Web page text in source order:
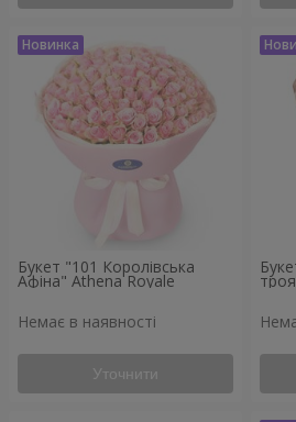
Букет "101 Королівська
Афіна" Athena Royale
Немає в наявності
Уточнити